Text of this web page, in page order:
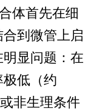
首先在细
到微管上启
显问题：在
低（约
非生理条件